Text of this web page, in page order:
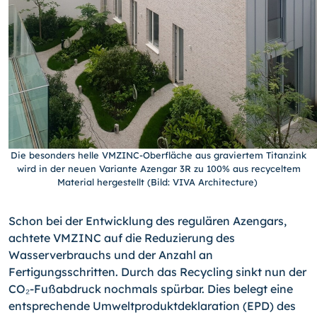
Die besonders helle VMZINC-Oberfläche aus graviertem Titanzink
wird in der neuen Variante Azengar 3R zu 100% aus recyceltem
Material hergestellt (Bild: VIVA Architecture)
Schon bei der Entwicklung des regulären Azengars,
achtete VMZINC auf die Reduzierung des
Wasserverbrauchs und der Anzahl an
Fertigungsschritten. Durch das Recycling sinkt nun der
CO₂-Fußabdruck nochmals spürbar. Dies belegt eine
entsprechende Umweltproduktdeklaration (EPD) des